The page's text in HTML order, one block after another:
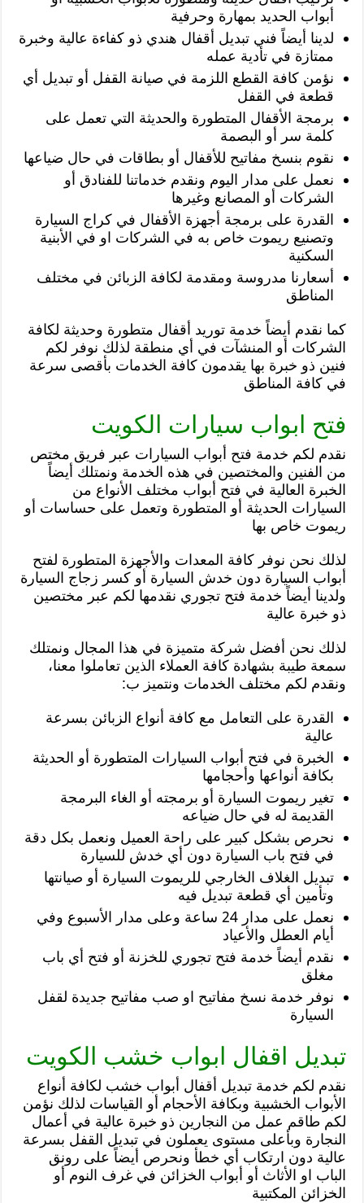
أبواب الحديد بمهارة وحرفية
لدينا أيضاً فني تبديل أقفال هندي ذو كفاءة عالية وخبرة
ممتازة في تأدية عمله
نؤمن كافة القطع اللزمة في صيانة القفل أو تبديل أي
قطعة في القفل
برمجة الأقفال المتطورة والحديثة التي تعمل على
كلمة سر أو البصمة
نقوم بنسخ مفاتيح للأقفال أو بطاقات في حال ضياعها
نعمل على مدار اليوم ونقدم خدماتنا للفنادق أو
الشركات أو المصانع وغيرها
القدرة على برمجة أجهزة الأقفال في كراج السيارة
وتصنيع ريموت خاص به في الشركات او في الأبنية
السكنية
أسعارنا مدروسة ومقدمة لكافة الزبائن في مختلف
المناطق
كما نقدم أيضاً خدمة توريد أقفال متطورة وحديثة لكافة
الشركات أو المنشآت في أي منطقة لذلك نوفر لكم
فنين ذو خبرة بها يقدمون كافة الخدمات بأقصى سرعة
في كافة المناطق
فتح ابواب سيارات الكويت
نقدم لكم خدمة فتح أبواب السيارات عبر فريق مختص
من الفنين والمختصين في هذه الخدمة ونمتلك أيضاً
الخبرة العالية في فتح أبواب مختلف الأنواع من
السيارات الحديثة أو المتطورة وتعمل على حساسات أو
ريموت خاص بها
لذلك نحن نوفر كافة المعدات والأجهزة المتطورة لفتح
أبواب السيارة دون خدش السيارة أو كسر زجاج السيارة
ولدينا أيضاً خدمة فتح تجوري نقدمها لكم عبر مختصين
ذو خبرة عالية
لذلك نحن أفضل شركة متميزة في هذا المجال ونمتلك
سمعة طيبة بشهادة كافة العملاء الذين تعاملوا معنا،
ونقدم لكم مختلف الخدمات ونتميز ب:
القدرة على التعامل مع كافة أنواع الزبائن بسرعة
عالية
الخبرة في فتح أبواب السيارات المتطورة أو الحديثة
بكافة أنواعها وأحجامها
تغير ريموت السيارة أو برمجته أو الغاء البرمجة
القديمة له في حال ضياعه
نحرص بشكل كبير على راحة العميل ونعمل بكل دقة
في فتح باب السيارة دون أي خدش للسيارة
تبديل الغلاف الخارجي للريموت السيارة أو صيانتها
وتأمين أي قطعة تبديل فيه
نعمل على مدار 24 ساعة وعلى مدار الأسبوع وفي
أيام العطل والأعياد
نقدم أيضاً خدمة فتح تجوري للخزنة أو فتح أي باب
مغلق
نوفر خدمة نسخ مفاتيح او صب مفاتيح جديدة لقفل
السيارة
تبديل اقفال ابواب خشب الكويت
نقدم لكم خدمة تبديل أقفال أبواب خشب لكافة أنواع
الأبواب الخشبية وبكافة الأحجام أو القياسات لذلك نؤمن
لكم طاقم عمل من النجارين ذو خبرة عالية في أعمال
النجارة وبأعلى مستوى يعملون في تبديل القفل بسرعة
عالية دون ارتكاب أي خطأ ونحرص أيضاً على رونق
الباب او الأثاث أو أبواب الخزائن في غرف النوم أو
الخزائن المكتبية